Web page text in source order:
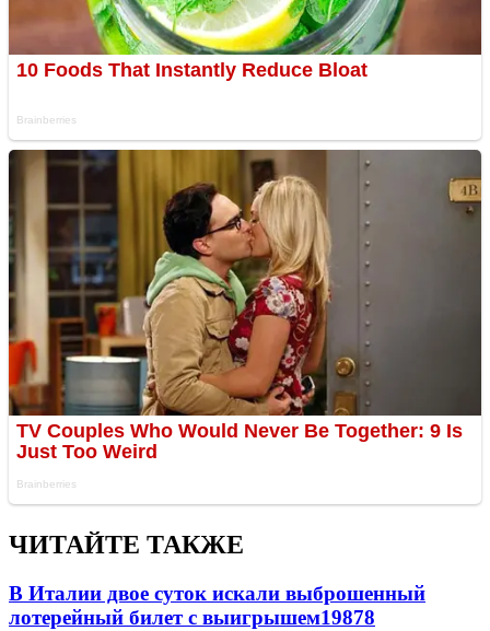
ЧИТАЙТЕ ТАКЖЕ
В Италии двое суток искали выброшенный
лотерейный билет с выигрышем19878